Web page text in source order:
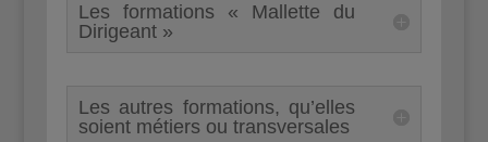
Les formations « Mallette du
Dirigeant »
Les autres formations, qu’elles
soient métiers ou transversales